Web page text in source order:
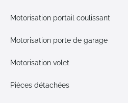
Motorisation portail coulissant
Motorisation porte de garage
Motorisation volet
Pièces détachées